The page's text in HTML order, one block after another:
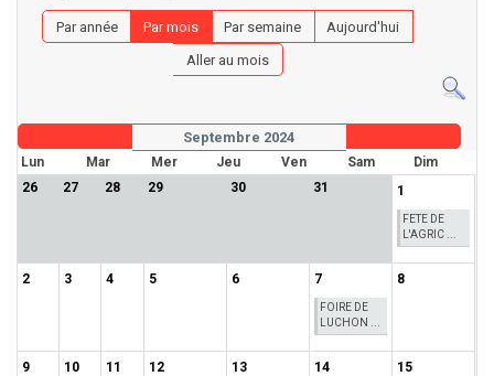
Par année Par mois Par semaine
Aujourd'hui
Aller au mois
Septembre 2024
Lun Mar Mer Jeu Ven Sam
Dim
26
27 28 29 30 31 1
FETE DE
L'AGRIC ...
2 3 4 5 6 7
FOIRE DE
LUCHON ...
8
9 10 11 12 13 14 15